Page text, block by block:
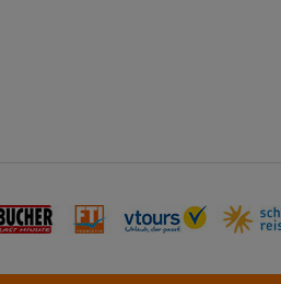
ein Spa,
Live-